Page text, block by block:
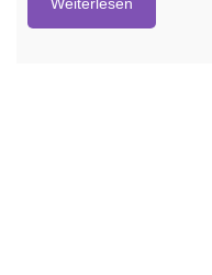
Weiterlesen